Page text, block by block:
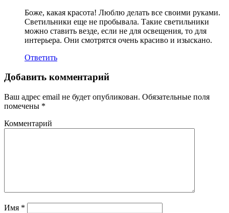
Боже, какая красота! Люблю делать все своими руками.
Светильники еще не пробывала. Такие светильники
можно ставить везде, если не для освещения, то для
интерьера. Они смотрятся очень красиво и изыскано.
Ответить
Добавить комментарий
Ваш адрес email не будет опубликован. Обязательные поля
помечены *
Комментарий
Имя *